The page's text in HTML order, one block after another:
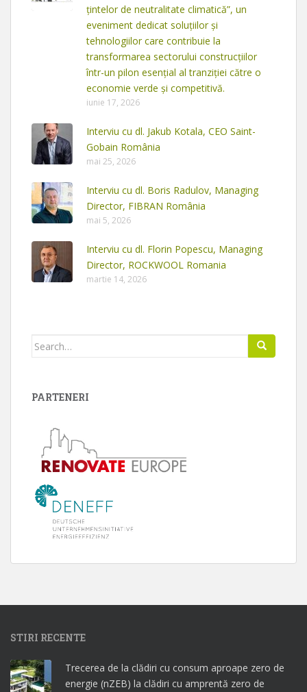
țintelor de neutralitate climatică”, un
eveniment dedicat soluțiilor și
tehnologiilor care contribuie la
transformarea sectorului construcțiilor
într-un pilon esențial al tranziției către o
economie verde și competitivă.
iunie 17, 2026
Interviu cu dl. Jakub Kotala, CEO Saint-
Gobain România
mai 25, 2026
Interviu cu dl. Boris Radulov, Managing
Director, FIBRAN România
mai 5, 2026
Interviu cu dl. Florin Popescu, Managing
Director, ROCKWOOL Romania
martie 14, 2026
Search
PARTENERI
STIRI RECENTE
Trecerea de la clădiri cu consum aproape zero de
energie (nZEB) la clădiri cu amprentă zero de